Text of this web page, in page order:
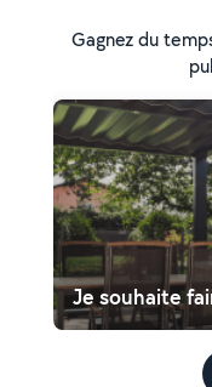
Gagnez du
Je souhaite